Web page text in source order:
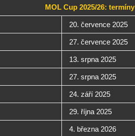
MOL Cup 2025/26: termíny
20. července 2025
27. července 2025
13. srpna 2025
27. srpna 2025
24. září 2025
29. října 2025
4. března 2026